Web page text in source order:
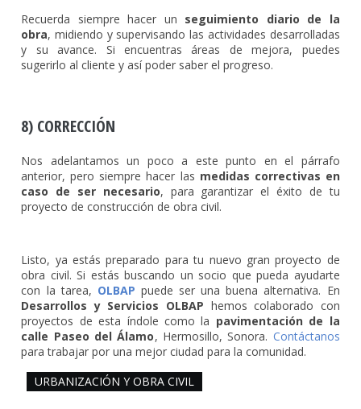
Recuerda siempre hacer un seguimiento diario de la
obra, midiendo y supervisando las actividades desarrolladas
y su avance. Si encuentras áreas de mejora, puedes
sugerirlo al cliente y así poder saber el progreso.
8) CORRECCIÓN
Nos adelantamos un poco a este punto en el párrafo
anterior, pero siempre hacer las medidas correctivas en
caso de ser necesario, para garantizar el éxito de tu
proyecto de construcción de obra civil.
Listo, ya estás preparado para tu nuevo gran proyecto de
obra civil. Si estás buscando un socio que pueda ayudarte
con la tarea, OLBAP puede ser una buena alternativa. En
Desarrollos y Servicios OLBAP hemos colaborado con
proyectos de esta índole como la pavimentación de la
calle Paseo del Álamo, Hermosillo, Sonora. Contáctanos
para trabajar por una mejor ciudad para la comunidad.
URBANIZACIÓN Y OBRA CIVIL